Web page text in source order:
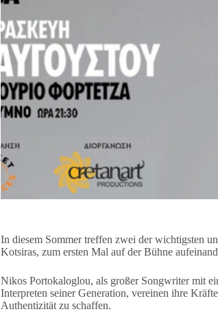
In diesem Sommer treffen zwei der wichtigsten
Kotsiras, zum ersten Mal auf der Bühne
Nikos Portokaloglou, als großer Songwriter mit
Interpreten seiner Generation, vereinen ihre
Authentizität zu schaffen.